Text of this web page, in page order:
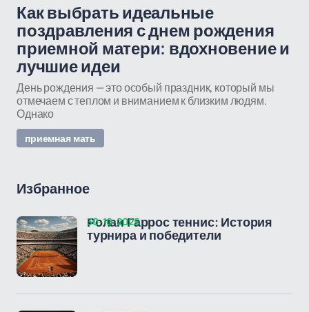
Как выбрать идеальные
поздравления с днем рождения
приемной матери: вдохновение и
лучшие идеи
День рождения — это особый праздник, который мы
отмечаем с теплом и вниманием к близким людям.
Однако
приемная мать
Избранное
Ролан Гаррос теннис: История
турнира и победители
30-10-2025